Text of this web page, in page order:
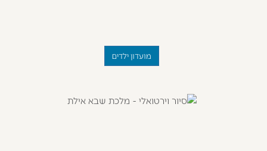
מועדון ילדים